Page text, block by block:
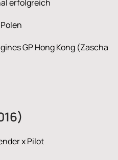
erfolgreich
GP Hong Kong (Zascha
x Pilot